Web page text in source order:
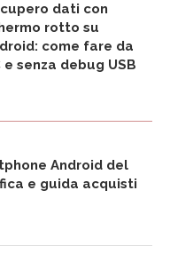
dati con
rotto su
come fare da
e senza debug USB
Android del
e guida acquisti